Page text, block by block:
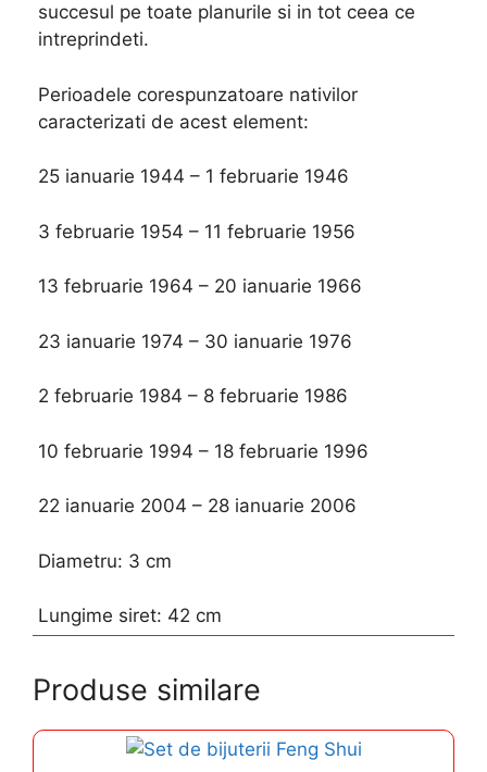
succesul pe toate planurile si in tot ceea ce
intreprindeti.
Perioadele corespunzatoare nativilor
caracterizati de acest element:
25 ianuarie 1944 – 1 februarie 1946
3 februarie 1954 – 11 februarie 1956
13 februarie 1964 – 20 ianuarie 1966
23 ianuarie 1974 – 30 ianuarie 1976
2 februarie 1984 – 8 februarie 1986
10 februarie 1994 – 18 februarie 1996
22 ianuarie 2004 – 28 ianuarie 2006
Diametru: 3 cm
Lungime siret: 42 cm
Produse similare